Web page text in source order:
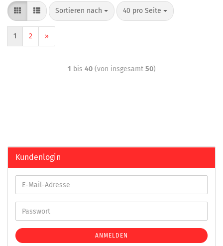
Sortieren nach 40 pro Seite
1 2 »
1 bis 40(von insgesamt 50)
Kundenlogin
ANMELDEN